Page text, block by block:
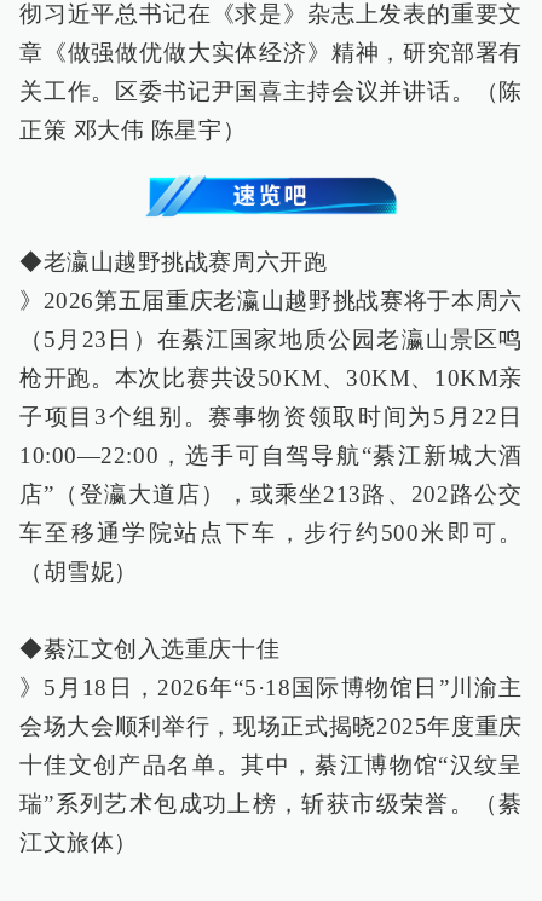
彻习近平总书记在《求是》杂志上发表的重要文
章《做强做优做大实体经济》精神，研究部署有
关工作。区委书记尹国喜主持会议并讲话。（陈
正策 邓大伟 陈星宇）
◆老瀛山越野挑战赛周六开跑
》2026第五届重庆老瀛山越野挑战赛将于本周六
（5月23日）在綦江国家地质公园老瀛山景区鸣
枪开跑。本次比赛共设50KM、30KM、10KM亲
子项目3个组别。赛事物资领取时间为5月22日
10:00—22:00，选手可自驾导航“綦江新城大酒
店”（登瀛大道店），或乘坐213路、202路公交
车至移通学院站点下车，步行约500米即可。
（胡雪妮）
◆綦江文创入选重庆十佳
》5月18日，2026年“5·18国际博物馆日”川渝主
会场大会顺利举行，现场正式揭晓2025年度重庆
十佳文创产品名单。其中，綦江博物馆“汉纹呈
瑞”系列艺术包成功上榜，斩获市级荣誉。（綦
江文旅体）